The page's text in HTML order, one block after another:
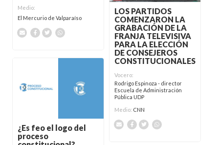
Medio:
El Mercurio de Valparaíso
LOS PARTIDOS
COMENZARON LA
GRABACIÓN DE LA
FRANJA TELEVISIVA
PARA LA ELECCIÓN
DE CONSEJEROS
CONSTITUCIONALES
Vocero:
Rodrigo Espinoza - director
Escuela de Administración
Pública UDP
Medio: CNN
¿Es feo el logo del
proceso